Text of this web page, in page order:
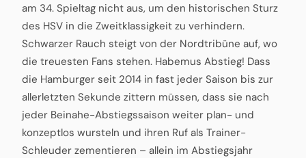
am 34. Spieltag nicht aus, um den historischen Sturz
des HSV in die Zweitklassigkeit zu verhindern.
Schwarzer Rauch steigt von der Nordtribüne auf, wo
die treuesten Fans stehen. Habemus Abstieg! Dass
die Hamburger seit 2014 in fast jeder Saison bis zur
allerletzten Sekunde zittern müssen, dass sie nach
jeder Beinahe-Abstiegssaison weiter plan- und
konzeptlos wursteln und ihren Ruf als Trainer-
Schleuder zementieren – allein im Abstiegsjahr